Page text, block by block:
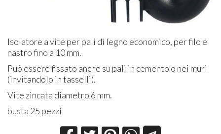
Isolatore a vite per pali di legno economico, per filo e
nastro fino a 10 mm.
Può essere fissato anche su pali in cemento o nei muri
(invitandolo in tasselli).
Vite zincata diametro 6 mm.
busta 25 pezzi